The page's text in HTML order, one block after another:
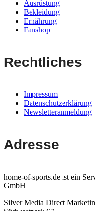
Ausrüstung
Bekleidung
Ernährung
Fanshop
Rechtliches
Impressum
Datenschutzerklärung
Newsletteranmeldung
Adresse
home-of-sports.de ist ein
GmbH
Silver Media Direct